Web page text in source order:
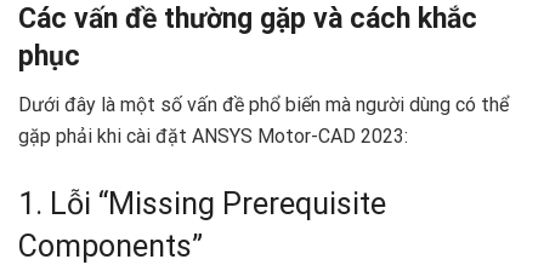
Các vấn đề thường gặp và cách khắc
phục
Dưới đây là một số vấn đề phổ biến mà người dùng có thể
gặp phải khi cài đặt ANSYS Motor-CAD 2023:
1. Lỗi “Missing Prerequisite
Components”